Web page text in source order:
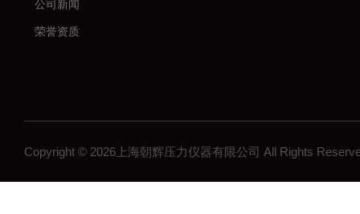
公司新闻
荣誉资质
Copyright © 2026上海朝辉压力仪器有限公司 All Rights